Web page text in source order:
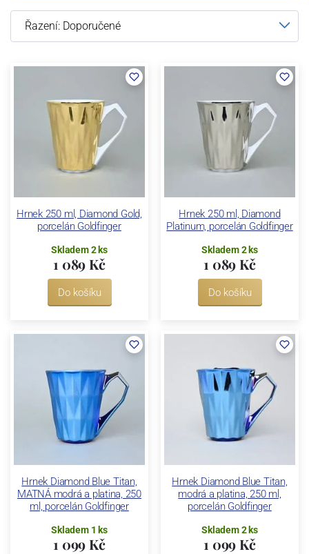
Hrnek 250 ml, Diamond Gold,
porcelán Goldfinger
Skladem 2 ks
1 089 Kč
Do košíku
Hrnek 250 ml, Diamond
Platinum, porcelán Goldfinger
Skladem 2 ks
1 089 Kč
Do košíku
Hrnek Diamond Blue Titan,
MATNÁ modrá a platina, 250
ml, porcelán Goldfinger
Skladem 1 ks
1 099 Kč
Hrnek Diamond Blue Titan,
modrá a platina, 250 ml,
porcelán Goldfinger
Skladem 2 ks
1 099 Kč